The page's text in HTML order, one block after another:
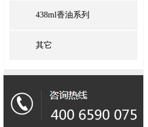
438ml香油系列
其它